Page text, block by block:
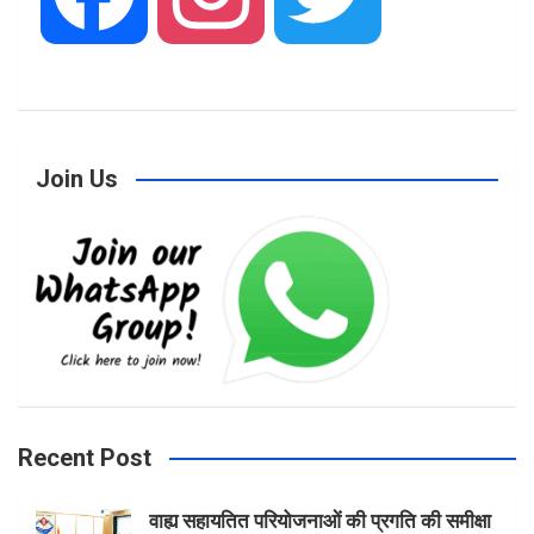
o g e
Join Us
Recent Post
वाह्य सहायतित परियोजनाओं की प्रगति की समीक्षा